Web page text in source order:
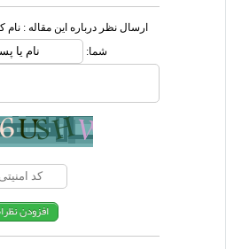
ارسال نظر درباره این مقاله : نام
شما: